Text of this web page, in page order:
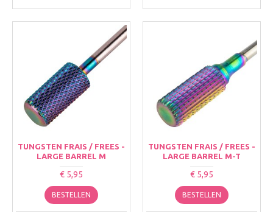
TUNGSTEN FRAIS / FREES -
LARGE BARREL M
€ 5,95
BESTELLEN
TUNGSTEN FRAIS / FREES -
LARGE BARREL M-T
€ 5,95
BESTELLEN